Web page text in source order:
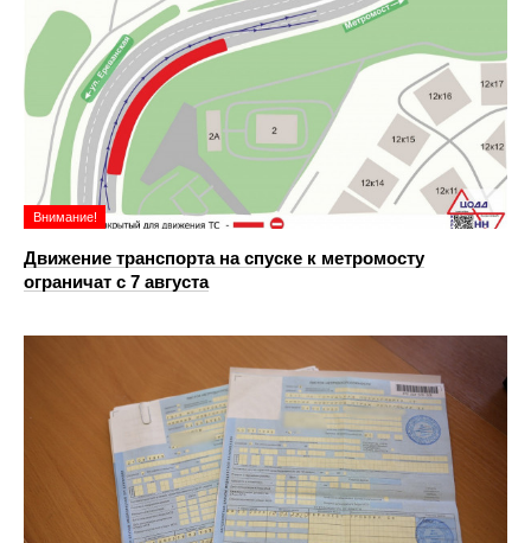
Внимание!
Движение транспорта на спуске к метромосту
ограничат с 7 августа